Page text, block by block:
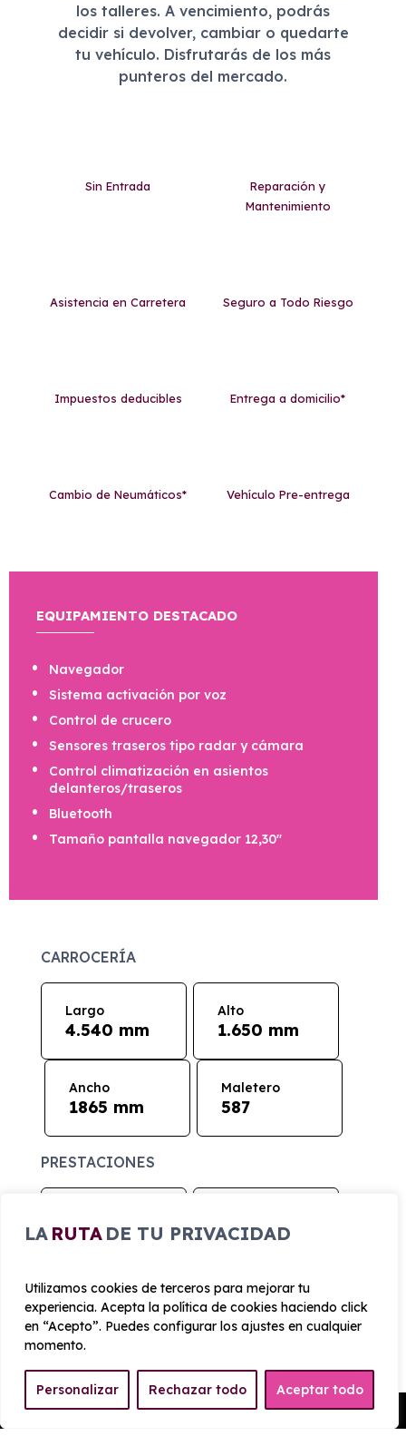
LA RUTA DE TU PRIVACIDAD
Utilizamos cookies de terceros para mejorar tu
experiencia. Acepta la política de cookies haciendo click
en “Acepto”. Puedes configurar los ajustes en cualquier
momento.
Personalizar Rechazar todo Aceptar todo
los talleres. A vencimiento, podrás
decidir si devolver, cambiar o quedarte
tu vehículo. Disfrutarás de los más
punteros del mercado.
Sin Entrada
Reparación y
Mantenimiento
Asistencia en Carretera Seguro a Todo Riesgo
Impuestos deducibles Entrega a domicilio*
Cambio de Neumáticos* Vehículo Pre-entrega
EQUIPAMIENTO DESTACADO
Navegador
Sistema activación por voz
Control de crucero
Sensores traseros tipo radar y cámara
Control climatización en asientos
delanteros/traseros
Bluetooth
Tamaño pantalla navegador 12,30"
CARROCERÍA
Largo
4.540 mm
Alto
1.650 mm
Ancho
1865 mm
Maletero
587
PRESTACIONES
máxima
196 km/h 1.598 cc
Aceleración
8 seg
Tracción
Delantera
CONSUMO Y EMISIONES
Pedir Presupuesto